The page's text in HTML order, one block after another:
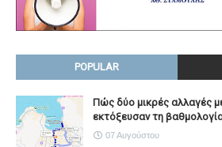
POPULAR
Πώς δύο μικρές αλλαγές
εκτόξευσαν τη
07 Αυγούστου